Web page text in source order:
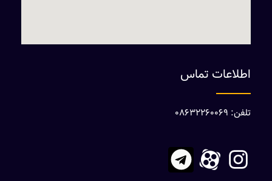
اطلاعات تماس
تلفن: 08632260069